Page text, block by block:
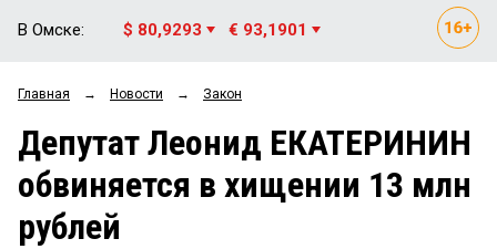
ОБЩЕСТВО
ЗАКОН Рейтинги
Блоги
В Омске: $ 80,9293 € 93,1901
Главная → Новости → Закон
Депутат Леонид ЕКАТЕРИНИН
обвиняется в хищении 13 млн
рублей